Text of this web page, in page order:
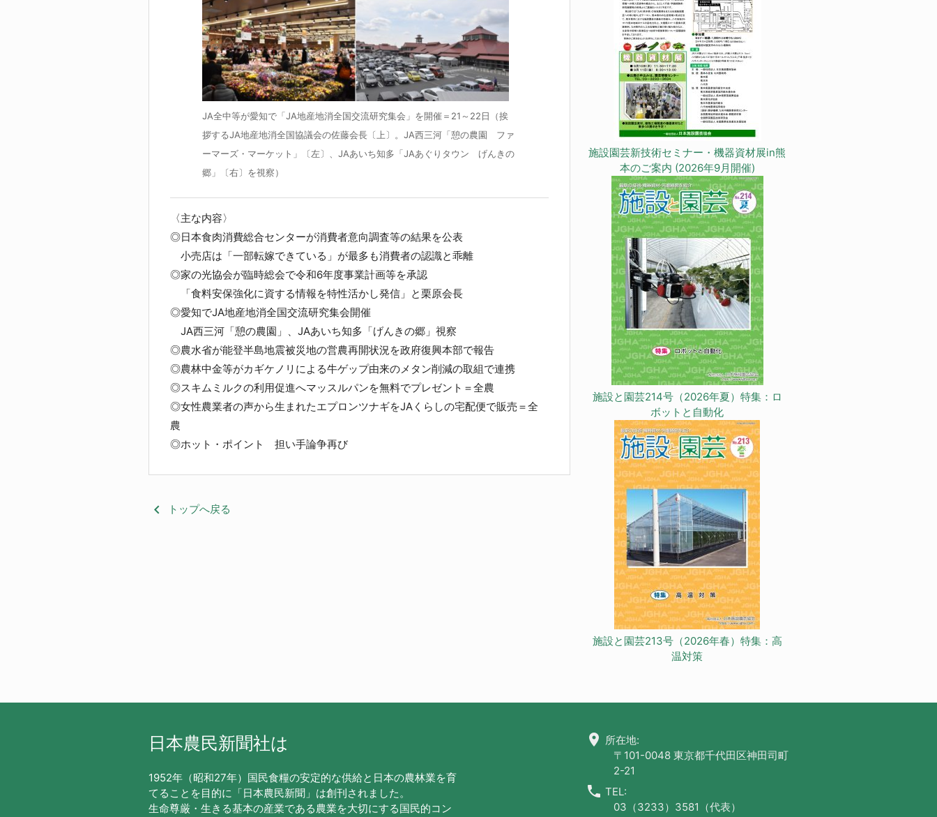
JA全中等が愛知で「JA地産地消全国交流研究集会」を開催＝21～22日（挨
拶するJA地産地消全国協議会の佐藤会長〔上〕。JA西三河「憩の農園 ファ
ーマーズ・マーケット」〔左〕、JAあいち知多「JAあぐりタウン げんきの
郷」〔右〕を視察）
〈主な内容〉
◎日本食肉消費総合センターが消費者意向調査等の結果を公表
小売店は「一部転嫁できている」が最多も消費者の認識と乖離
◎家の光協会が臨時総会で令和6年度事業計画等を承認
「食料安保強化に資する情報を特性活かし発信」と栗原会長
◎愛知でJA地産地消全国交流研究集会開催
JA西三河「憩の農園」、JAあいち知多「げんきの郷」視察
◎農水省が能登半島地震被災地の営農再開状況を政府復興本部で報告
◎農林中金等がカギケノリによる牛ゲップ由来のメタン削減の取組で連携
◎スキムミルクの利用促進へマッスルパンを無料でプレゼント＝全農
◎女性農業者の声から生まれたエプロンツナギをJAくらしの宅配便で販売＝全
農
◎ホット・ポイント 担い手論争再び
keyboard_arrow_left トップへ戻る
施設園芸新技術セミナー・機器資材展in熊
本のご案内 (2026年9月開催)
施設と園芸214号（2026年夏）特集：ロ
ボットと自動化
施設と園芸213号（2026年春）特集：高
温対策
日本農民新聞社は
1952年（昭和27年）国民食糧の安定的な供給と日本の農林業を育
てることを目的に「日本農民新聞」は創刊されました。
生命尊厳・生きる基本の産業である農業を大切にする国民的コン
location_on 所在地:
〒101-0048 東京都千代田区神田司町
2-21
call TEL:
03（3233）3581（代表）